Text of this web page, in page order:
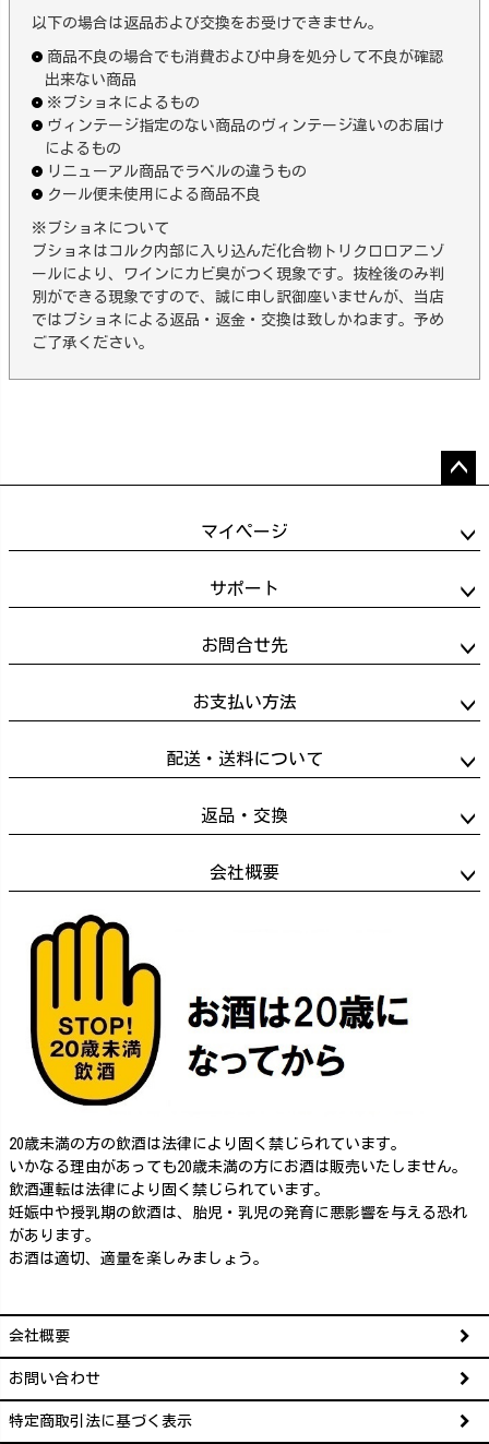
以下の場合は返品および交換をお受けできません。
商品不良の場合でも消費および中身を処分して不良が確認
出来ない商品
※ブショネによるもの
ヴィンテージ指定のない商品のヴィンテージ違いのお届け
によるもの
リニューアル商品でラベルの違うもの
クール便未使用による商品不良
※ブショネについて
ブショネはコルク内部に入り込んだ化合物トリクロロアニゾ
ールにより、ワインにカビ臭がつく現象です。抜栓後のみ判
別ができる現象ですので、誠に申し訳御座いませんが、当店
ではブショネによる返品・返金・交換は致しかねます。予め
ご了承ください。
ップ
マイページ
サポート
お問合せ先
お支払い方法
配送・送料について
返品・交換
会社概要
20歳未満の方の飲酒は法律により固く禁じられています。
いかなる理由があっても20歳未満の方にお酒は販売いたしません。
飲酒運転は法律により固く禁じられています。
妊娠中や授乳期の飲酒は、胎児・乳児の発育に悪影響を与える恐れ
があります。
お酒は適切、適量を楽しみましょう。
会社概要
お問い合わせ
特定商取引法に基づく表示